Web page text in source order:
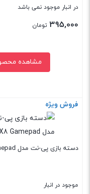
در انبار موجود نمی باشد
395,000 تومان
مشاهده
بستن
فروش ویژه
دسته بازی پی-نت مدل G.P.X8 Gamepad
موجود در انبار